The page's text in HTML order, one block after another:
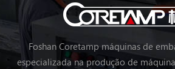
Foshan Coretamp máquinas de
especializada na produção de